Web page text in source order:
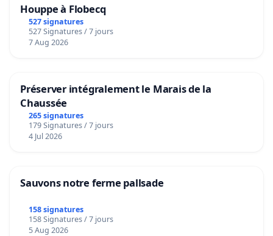
Houppe à Flobecq
527 signatures
527 Signatures / 7 jours
7 Aug 2026
Préserver intégralement le Marais de la
Chaussée
265 signatures
179 Signatures / 7 jours
4 Jul 2026
Sauvons notre ferme pallsade
158 signatures
158 Signatures / 7 jours
5 Aug 2026